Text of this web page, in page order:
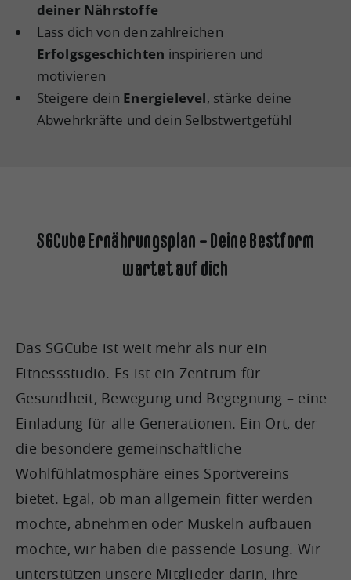
deiner Nährstoffe
Lass dich von den zahlreichen
Erfolgsgeschichten inspirieren und
motivieren
Steigere dein Energielevel, stärke deine
Abwehrkräfte und dein Selbstwertgefühl
SGCube Ernährungsplan – Deine Bestform
wartet auf dich
Das SGCube ist weit mehr als nur ein
Fitnessstudio. Es ist ein Zentrum für
Gesundheit, Bewegung und Begegnung – eine
Einladung für alle Generationen. Ein Ort, der
die besondere gemeinschaftliche
Wohlfühlatmosphäre eines Sportvereins
bietet. Egal, ob man allgemein fitter werden
möchte, abnehmen oder Muskeln aufbauen
möchte, wir haben die passende Lösung. Wir
unterstützen unsere Mitglieder darin, ihre